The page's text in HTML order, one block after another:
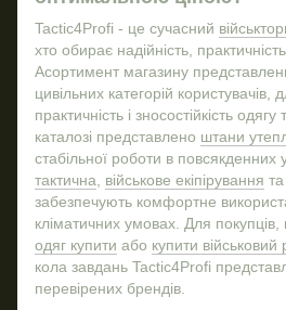
Армійське спорядження
Тактична термобілизна
Купити комплект
Воєнне спорядження
Купити тактичний рюкзак
Військові подарунки
Підсумки під магазини
Тактичні військові окуляри
Бінокль військовий купити
Подарунки та сувеніри
Tactic4Profi - це сучасний військторг
хто обирає надійність, практичність
Асортимент магазину
цивільних категорій користувачів,
практичність і зносостійкість
каталозі представлено штани
стабільної роботи в повсякденних
тактична
військове екіпірування
забезпечують комфортне
кліматичних умовах. Для
одяг купити або купити військовий
кола завдань Tactic4Profi
перевірених брендів.